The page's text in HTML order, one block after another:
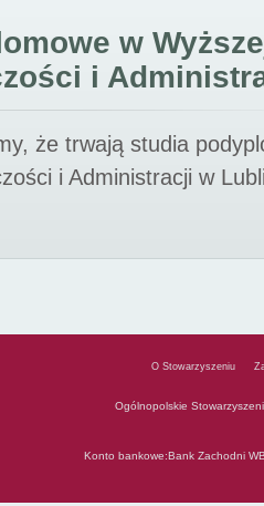
w
i
że trwają studia
i Administracji w
O Stowarzyszeniu
Ogólnopolskie
Konto bankowe:Bank Zachodni